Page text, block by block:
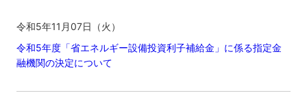
令和5年11月07日（火）
令和5年度「省エネルギー設備投資利子補給金」に係る指定金
融機関の決定について